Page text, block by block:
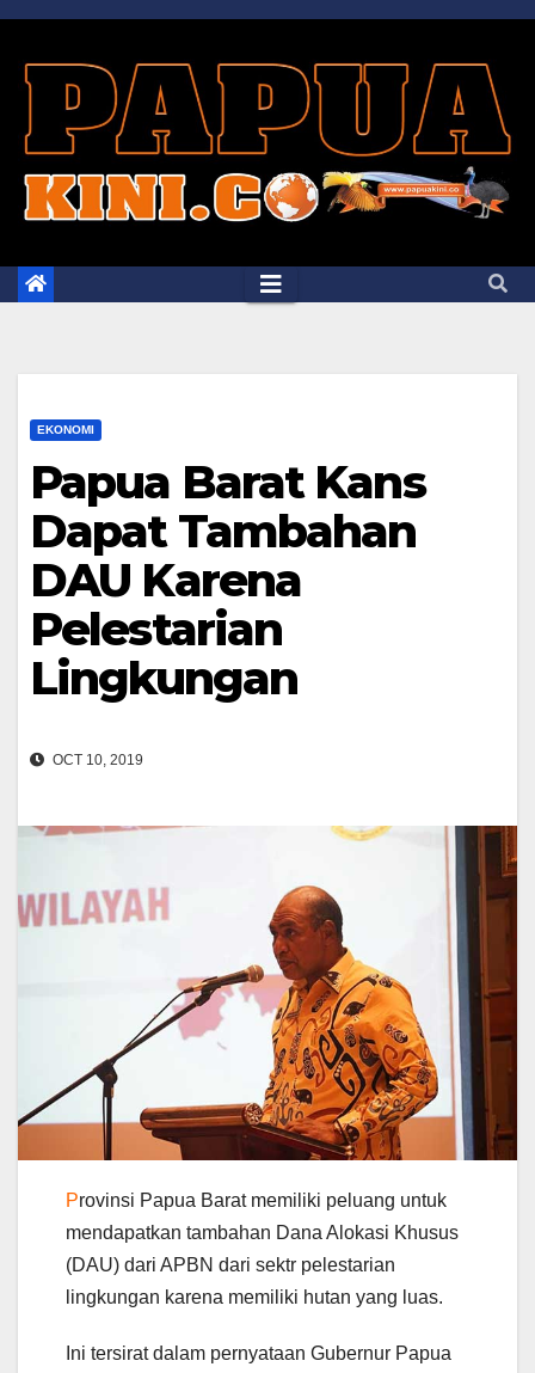
Skip
content
EKONOMI
Papua Barat Kans
Dapat Tambahan
DAU Karena
Pelestarian
Lingkungan
OCT 10, 2019
Provinsi Papua Barat memiliki peluang untuk
mendapatkan tambahan Dana Alokasi Khusus
(DAU) dari APBN dari sektr pelestarian
lingkungan karena memiliki hutan yang luas.
Ini tersirat dalam pernyataan Gubernur Papua